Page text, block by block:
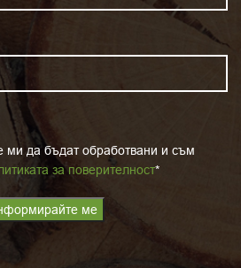
ми да бъдат обработвани и съм
за поверителност*